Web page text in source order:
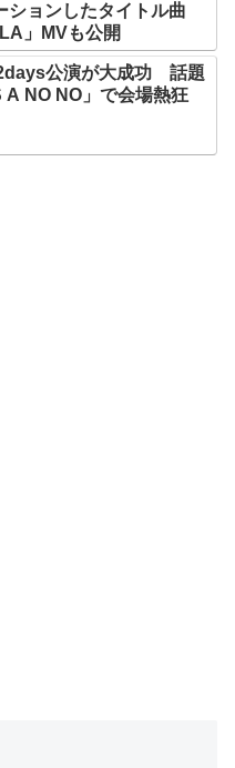
ションしたタイトル曲
」MVも公開
公演が大成功 話題
A NO NO」で会場熱狂